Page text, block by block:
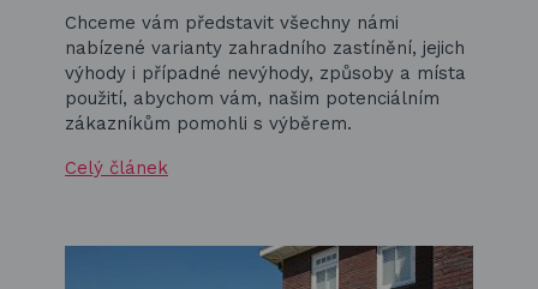
Chceme vám představit všechny námi
nabízené varianty zahradního zastínění, jejich
výhody i případné nevýhody, způsoby a místa
použití, abychom vám, našim potenciálním
zákazníkům pomohli s výběrem.
Celý článek